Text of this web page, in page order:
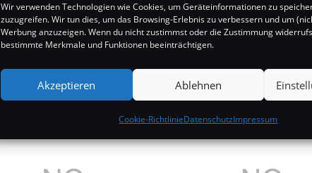
Wir verwenden Technologien wie Cookies, um Geräteinformationen zu
zuzugreifen. Wir tun dies, um das Browsing-Erlebnis zu verbessern und um
Werbung anzuzeigen. Wenn du nicht zustimmst oder die Zustimmung
bestimmte Merkmale und Funktionen beeinträchtigen.
Akzeptieren Ablehnen
Cookie-RichtlinieDatenschutzImpressum